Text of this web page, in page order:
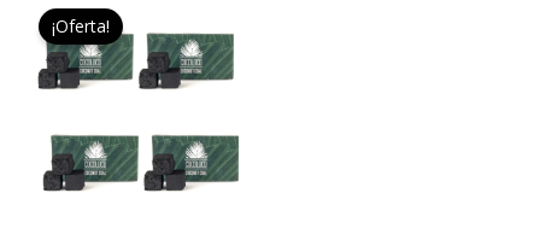
¡Oferta!
precio
original
era:
31,80 €.
actual
es:
26,00 €.